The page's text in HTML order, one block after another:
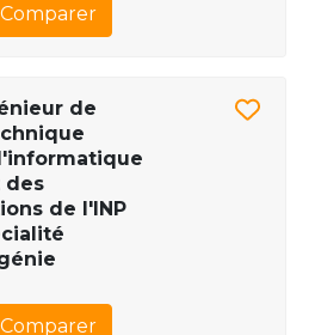
Comparer
de
des
de l'INP
Comparer